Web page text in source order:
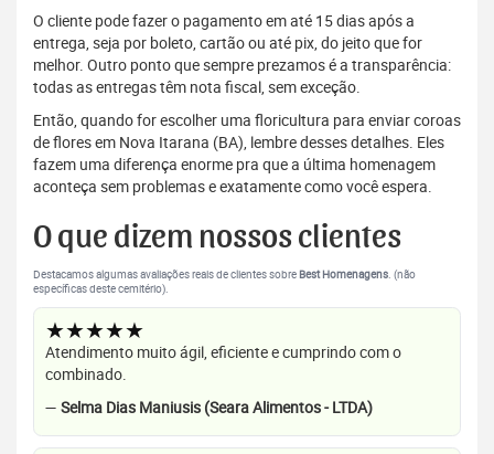
O cliente pode fazer o pagamento em até 15 dias após a
entrega, seja por boleto, cartão ou até pix, do jeito que for
melhor. Outro ponto que sempre prezamos é a transparência:
todas as entregas têm nota fiscal, sem exceção.
Então, quando for escolher uma floricultura para enviar coroas
de flores em Nova Itarana (BA), lembre desses detalhes. Eles
fazem uma diferença enorme pra que a última homenagem
aconteça sem problemas e exatamente como você espera.
O que dizem nossos clientes
Destacamos algumas avaliações reais de clientes sobre Best Homenagens. (não
específicas deste cemitério).
★★★★★
Atendimento muito ágil, eficiente e cumprindo com o
combinado.
— Selma Dias Maniusis (Seara Alimentos - LTDA)